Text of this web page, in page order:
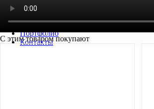
Заказ и доставка
Портфолио
Контакты
С этим товаром покупают